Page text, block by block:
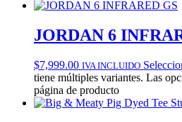
JORDAN 6
$7,999.00 IVA INCLUIDO
tiene múltiples variantes. Las
página de producto